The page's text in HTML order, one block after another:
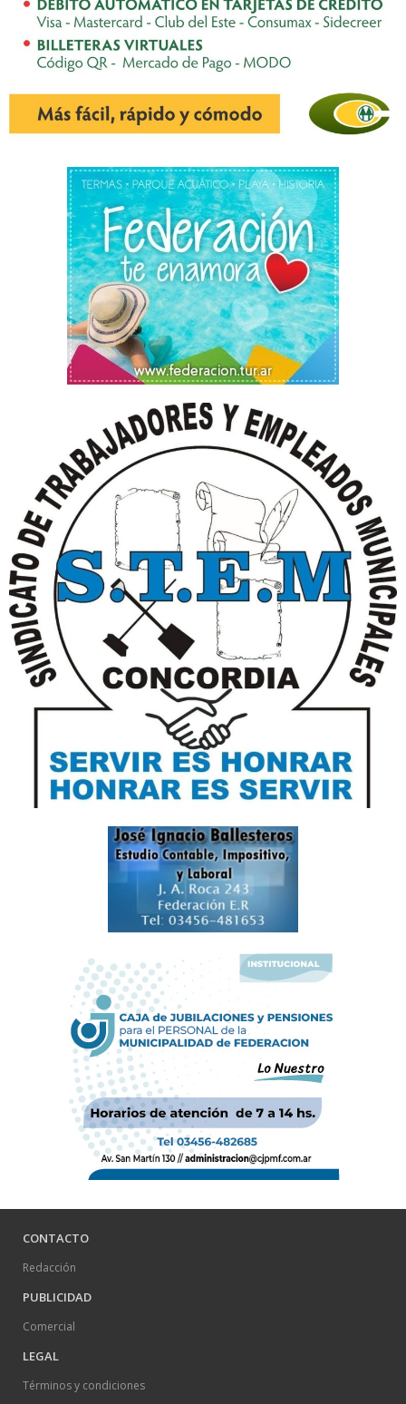
CONTACTO
Redacción
PUBLICIDAD
Comercial
LEGAL
Términos y condiciones